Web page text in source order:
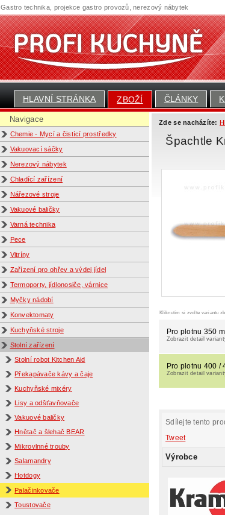
HLAVNÍ STRÁNKA ZBOŽÍ ČLÁNKY
Navigace
Chemie - Mycí a čistící prostředky
Vakuovací sáčky
Nerezový nábytek
Chladící zařízení
Nářezové stroje
Vakuové baličky
Varná technika
Pece
Vitríny
Zařízení pro ohřev a výdej jídel
Termoporty, jídlonosiče, várnice
Myčky nádobí
Konvektomaty
Kuchyňské stroje
Stolní zařízení
Stolní robot Kitchen Aid
Překapávače kávy a čaje
Kuchyňské mixéry
Lisy a odšťavňovače
Vakuové baličky
Hnětač a šlehač BEAR
Mikrovlnné trouby
Salamandry
Hotdogy
Palačinkovače
Toustovače
Zde se nacházíte:
Špachtle
Kliknutím si zvolte variantu
Pro plotnu 350
Zobrazit detail
Pro plotnu 400 /
Zobrazit detail
Sdílejte tento
Tweet
Výrobce
Gastro technika, projekce gastro provozů, nerezový nábytek